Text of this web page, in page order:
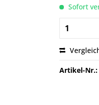
Sofort
Artikel-Nr.: